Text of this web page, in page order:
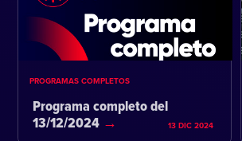
PROGRAMAS COMPLETOS
Programa completo del
13/12/2024
13 DIC 2024